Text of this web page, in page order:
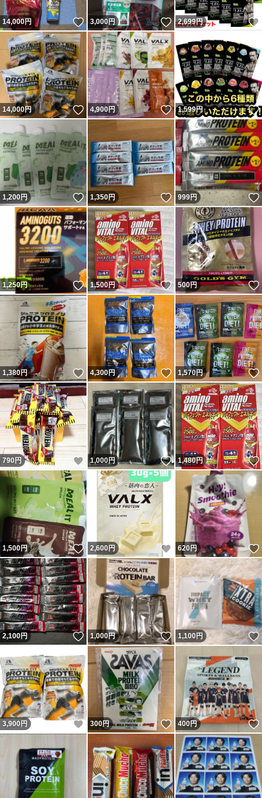
14,000円 いいね！
3,000円 いいね！
2,699円
14,000円 いいね！
4,900円 いいね！
1,599円
1,200円 いいね！
1,350円 いいね！
999円
1,250円 いいね！
1,500円 いいね！
500円
1,380円 いいね！
4,300円 いいね！
1,570円
790 円 いいね！
1,000円 いいね！
1,480円
1,500円 いいね！
2,600円 いいね！
620円
2,100円 いいね！
1,000円 いいね！
1,100円
3,900 円 いいね！
300円 いいね！
400円